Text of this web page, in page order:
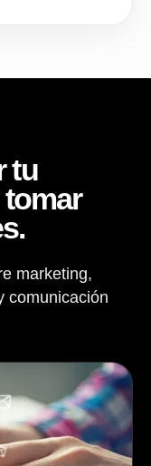
tu
marketing,
comunicación